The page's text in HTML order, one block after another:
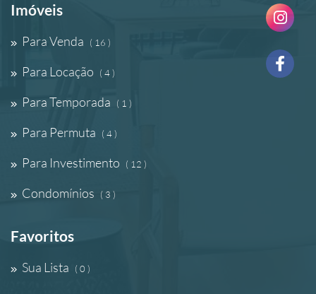
Imóveis
Para Venda ( 16 )
Para Locação ( 4 )
Para Temporada ( 1 )
Para Permuta ( 4 )
Para Investimento ( 12 )
Condomínios ( 3 )
Favoritos
Sua Lista ( 0 )